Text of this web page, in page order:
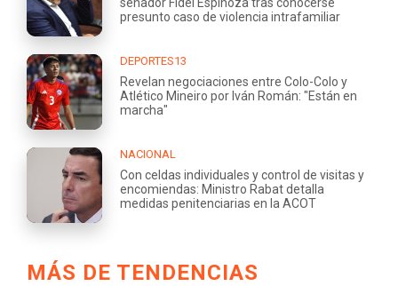
presunto caso de violencia intrafamiliar
DEPORTES13
Revelan negociaciones entre Colo-Colo y
Atlético Mineiro por Iván Román: "Están en
marcha"
NACIONAL
Con celdas individuales y control de visitas y
encomiendas: Ministro Rabat detalla
medidas penitenciarias en la ACOT
MÁS DE TENDENCIAS